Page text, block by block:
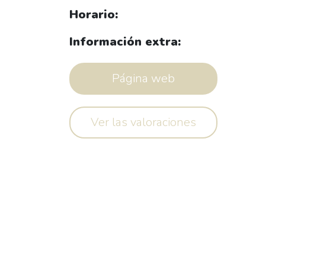
Horario:
Información extra:
Página web
Ver las valoraciones